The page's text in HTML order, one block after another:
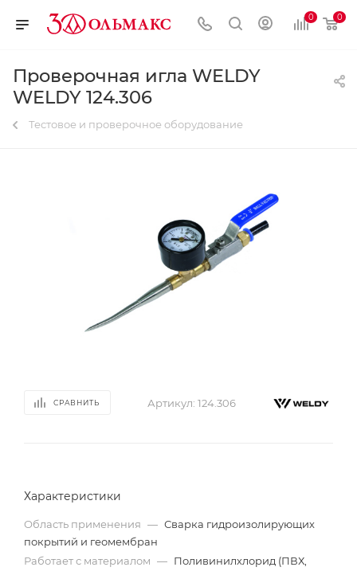
0 0
Проверочная игла WELDY
WELDY 124.306
Тестовое и проверочное оборудование
СРАВНИТЬ Артикул: 124.306
Характеристики
Область применения — Сварка гидроизолирующих
покрытий и геомембран
Работает с материалом — Поливинилхлорид (ПВХ,